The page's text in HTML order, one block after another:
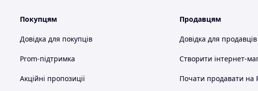
Покупцям
Довідка для покупців
Prom-підтримка
Акційні пропозиції
Продавцям
Довідка для продавців
Створити інтернет-
Почати продавати на